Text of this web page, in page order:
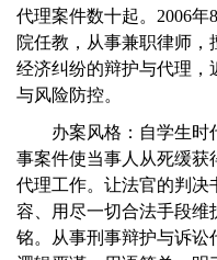
代理案件数十起。2006
院任教，从事兼职律师，
经济纠纷的辩护与代理，
与风险防控。
办案风格：自学生时
事案件使当事人从死缓获
代理工作。让法官的判决
容、用尽一切合法手段维
铭。从事刑事辩护与诉讼